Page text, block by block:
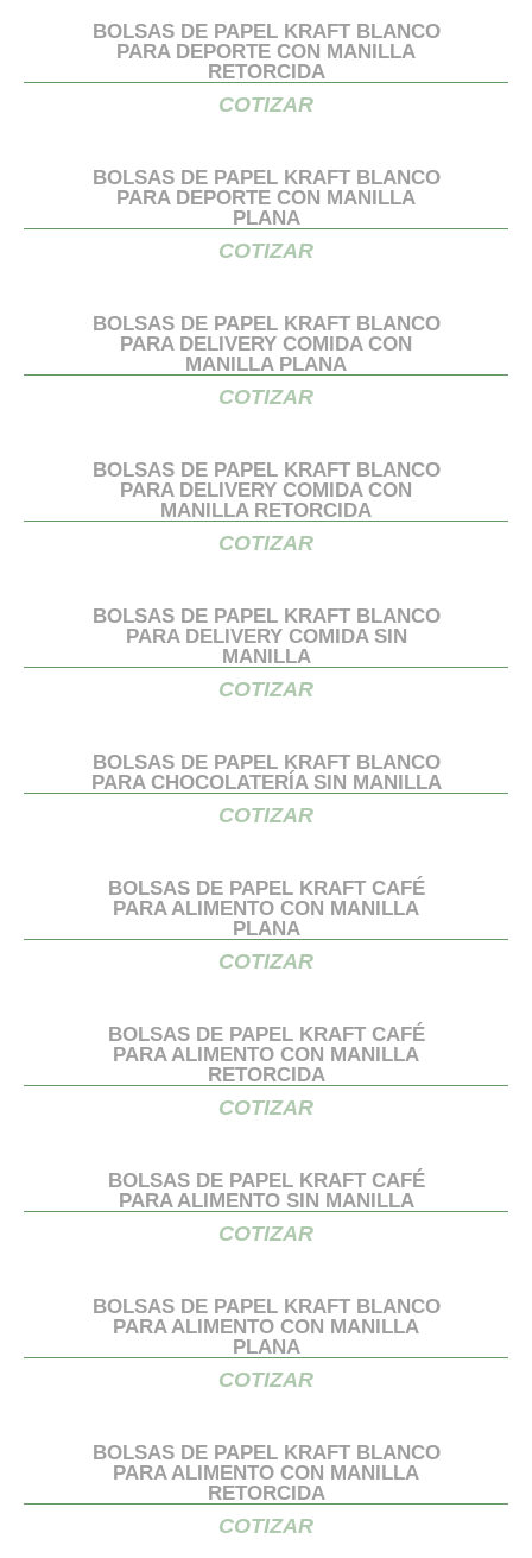
BOLSAS DE PAPEL KRAFT BLANCO
PARA DEPORTE CON MANILLA
RETORCIDA
COTIZAR
BOLSAS DE PAPEL KRAFT BLANCO
PARA DEPORTE CON MANILLA
PLANA
COTIZAR
BOLSAS DE PAPEL KRAFT BLANCO
PARA DELIVERY COMIDA CON
MANILLA PLANA
COTIZAR
BOLSAS DE PAPEL KRAFT BLANCO
PARA DELIVERY COMIDA CON
MANILLA RETORCIDA
COTIZAR
BOLSAS DE PAPEL KRAFT BLANCO
PARA DELIVERY COMIDA SIN
MANILLA
COTIZAR
BOLSAS DE PAPEL KRAFT BLANCO
PARA CHOCOLATERÍA SIN MANILLA
COTIZAR
BOLSAS DE PAPEL KRAFT CAFÉ
PARA ALIMENTO CON MANILLA
PLANA
COTIZAR
BOLSAS DE PAPEL KRAFT CAFÉ
PARA ALIMENTO CON MANILLA
RETORCIDA
COTIZAR
BOLSAS DE PAPEL KRAFT CAFÉ
PARA ALIMENTO SIN MANILLA
COTIZAR
BOLSAS DE PAPEL KRAFT BLANCO
PARA ALIMENTO CON MANILLA
PLANA
COTIZAR
BOLSAS DE PAPEL KRAFT BLANCO
PARA ALIMENTO CON MANILLA
RETORCIDA
COTIZAR